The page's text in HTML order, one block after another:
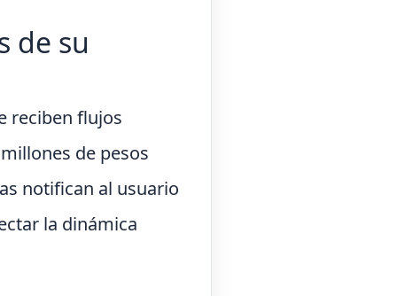
de su
reciben flujos
de pesos
notifican al usuario
la dinámica